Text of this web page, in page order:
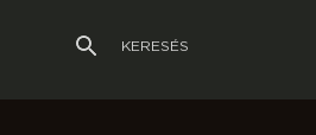
KERESÉS